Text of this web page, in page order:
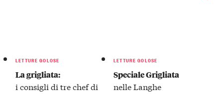
LETTURE GOLOSE
La grigliata:
i consigli di tre chef di
LETTURE GOLOSE
Speciale Grigliata
nelle Langhe